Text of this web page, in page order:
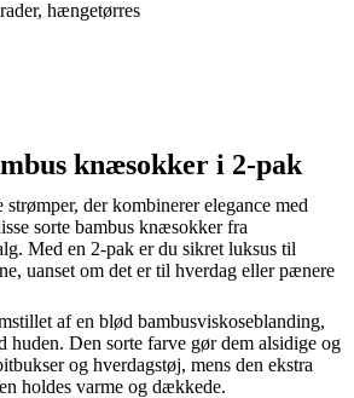
hængetørres
knæsokker i 2-pak
der kombinerer elegance med
sorte bambus knæsokker fra
Med en 2-pak er du sikret luksus til
uanset om det er til hverdag eller pænere
af en blød bambusviskoseblanding,
huden. Den sorte farve gør dem alsidige og
og hverdagstøj, mens den ekstra
holdes varme og dækkede.